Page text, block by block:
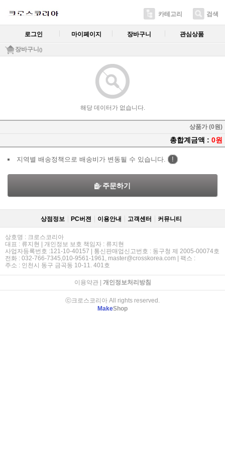
카테고리 검색
로그인 마이페이지 장바구니 관심상품
장바구니 ()
해당 데이터가 없습니다.
상품가 (0원)
총합계금액 : 0원
지역별 배송정책으로 배송비가 변동될 수 있습니다. !
주문하기
상점정보 PC버젼 이용안내 고객센터 커뮤니티
상호명 : 크로스코리아
대표 : 류지현 | 개인정보 보호 책임자 : 류지현
사업자등록번호 :121-10-40157 | 통신판매업신고번호 : 동구청 제 2005-00074호
전화 : 032-766-7345,010-9561-1961, master@crosskorea.com | 팩스 :
주소 : 인천시 동구 금곡동 10-11. 401호
이용약관| 개인정보처리방침
ⓒ크로스코리아 All rights reserved.
MakeShop